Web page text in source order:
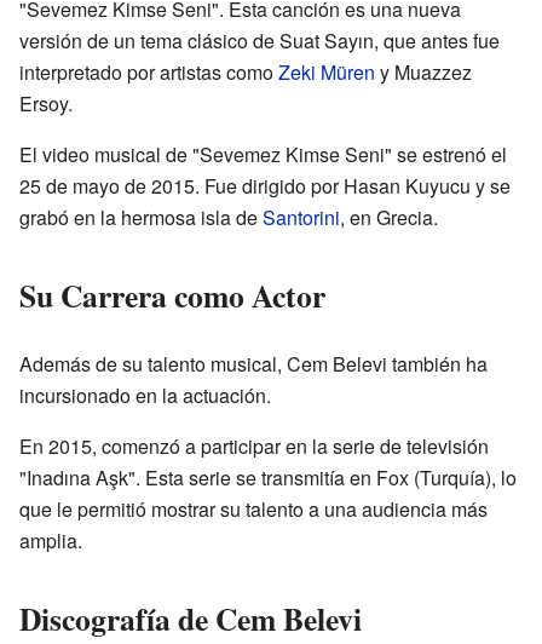
"Sevemez Kimse Seni". Esta canción es una nueva
versión de un tema clásico de Suat Sayın, que antes fue
interpretado por artistas comoZeki Müren y Muazzez
Ersoy.
El video musical de "Sevemez Kimse Seni" se estrenó el
25 de mayo de 2015. Fue dirigido por Hasan Kuyucu y se
grabó en la hermosa isla deSantorini, en Grecia.
Su Carrera como Actor
Además de su talento musical, Cem Belevi también ha
incursionado en la actuación.
En 2015, comenzó a participar en la serie de televisión
"Inadına Aşk". Esta serie se transmitía en Fox (Turquía), lo
que le permitió mostrar su talento a una audiencia más
amplia.
Discografía de Cem Belevi